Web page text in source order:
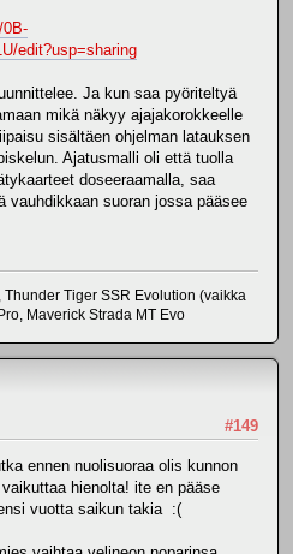
0B-
edit?usp=sharing
Ja kun saa pyöriteltyä
mikä näkyy ajajakorokkeelle
sisältäen ohjelman latauksen
Ajatusmalli oli että tuolla
doseeraamalla, saa
vauhdikkaan suoran jossa pääsee
Tiger SSR Evolution (vaikka
Maverick Strada MT Evo
#149
ennen nuolisuoraa olis kunnon
hienolta! ite en pääse
vuotta saikun takia :(